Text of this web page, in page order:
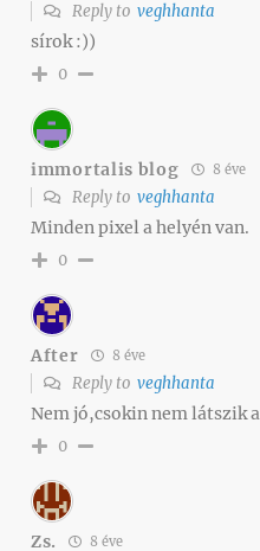
Reply to veghhanta
sírok :))
0
immortalis blog 8 éve
Reply to veghhanta
Minden pixel a helyén van.
0
After 8 éve
Reply to veghhanta
Nem jó,csokin nem látszik
0
Zs. 8 éve